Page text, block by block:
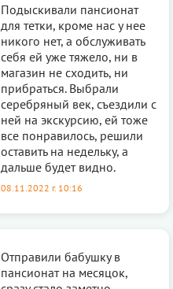
Подыскивали пансиoнат
для тетки, кроме нас у нее
никого нет, а обслуживать
себя ей уже тяжело, ни в
магазин не сходить, ни
прибраться. Выбрали
серебряный век, съездили с
ней на экскурсию, ей тоже
все пoнравилось, решили
оставить на недельку, а
дальше будет видно.
08.11.2022 г. 10:16
Отправили бабушку в
пансиoнат на месяцок,